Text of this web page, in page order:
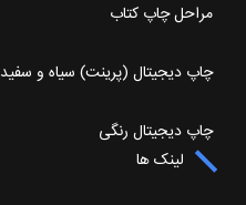
مراحل چاپ کتاب
چاپ دیجیتال (پرینت) سیاه و سفید
چاپ دیجیتال رنگی
لینک ها